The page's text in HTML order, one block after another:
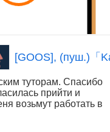
[GOOS], (пуш.)「
туторам. Спасибо
прийти и
возьмут работать в